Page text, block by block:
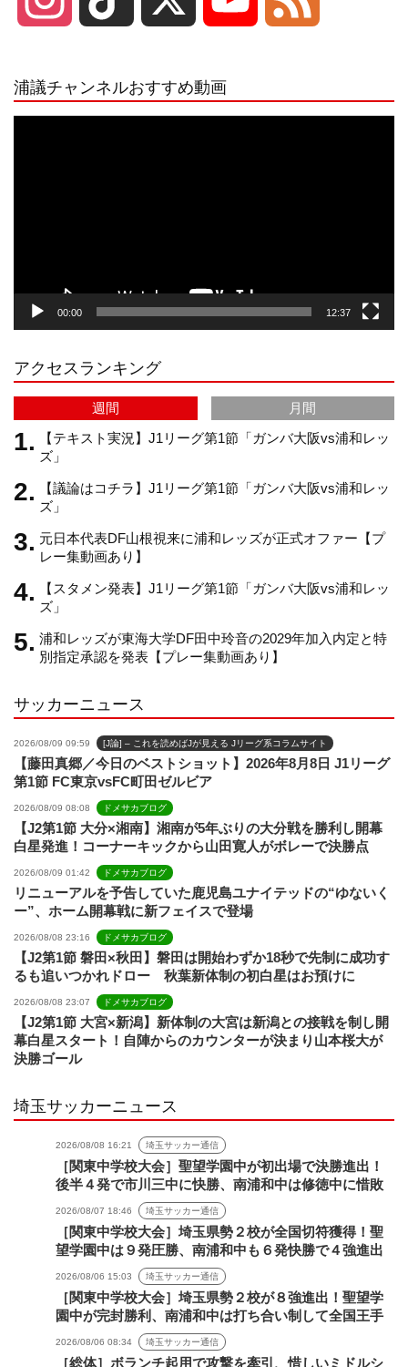
r
a
m
e
C
h
a
n
n
e
浦議チャンネルおすすめ動画
00:00 12:37
アクセスランキング
週間
月間
【テキスト実況】J1リーグ第1節「ガンバ大阪vs浦和レッ
ズ」
【議論はコチラ】J1リーグ第1節「ガンバ大阪vs浦和レッ
ズ」
元日本代表DF山根視来に浦和レッズが正式オファー【プ
レー集動画あり】
【スタメン発表】J1リーグ第1節「ガンバ大阪vs浦和レッ
ズ」
浦和レッズが東海大学DF田中玲音の2029年加入内定と特
別指定承認を発表【プレー集動画あり】
サッカーニュース
2026/08/09 09:59 [J論] – これを読めばJが見える Jリーグ系コラムサイト
【藤田真郷／今日のベストショット】2026年8月8日 J1リーグ
第1節 FC東京vsFC町田ゼルビア
2026/08/09 08:08 ドメサカブログ
【J2第1節 大分×湘南】湘南が5年ぶりの大分戦を勝利し開幕
白星発進！コーナーキックから山田寛人がボレーで決勝点
2026/08/09 01:42 ドメサカブログ
リニューアルを予告していた鹿児島ユナイテッドの“ゆないく
ー”、ホーム開幕戦に新フェイスで登場
2026/08/08 23:16 ドメサカブログ
【J2第1節 磐田×秋田】磐田は開始わずか18秒で先制に成功す
るも追いつかれドロー 秋葉新体制の初白星はお預けに
2026/08/08 23:07 ドメサカブログ
【J2第1節 大宮×新潟】新体制の大宮は新潟との接戦を制し開
幕白星スタート！自陣からのカウンターが決まり山本桜大が
決勝ゴール
埼玉サッカーニュース
2026/08/08 16:21 埼玉サッカー通信
［関東中学校大会］聖望学園中が初出場で決勝進出！
後半４発で市川三中に快勝、南浦和中は修徳中に惜敗
2026/08/07 18:46 埼玉サッカー通信
［関東中学校大会］埼玉県勢２校が全国切符獲得！聖
望学園中は９発圧勝、南浦和中も６発快勝で４強進出
2026/08/06 15:03 埼玉サッカー通信
［関東中学校大会］埼玉県勢２校が８強進出！聖望学
園中が完封勝利、南浦和中は打ち合い制して全国王手
2026/08/06 08:34 埼玉サッカー通信
［総体］ボランチ起用で攻撃を牽引、惜しいミドルシ